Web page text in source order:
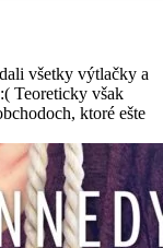
všetky výtlačky a
Teoreticky však
ktoré ešte